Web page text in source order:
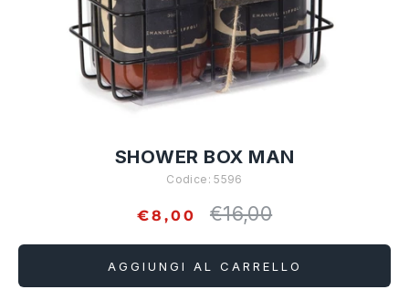
SHOWER BOX MAN
Codice:5596
€8,00
Prezzo
€16,00
AGGIUNGI AL CARRELLO